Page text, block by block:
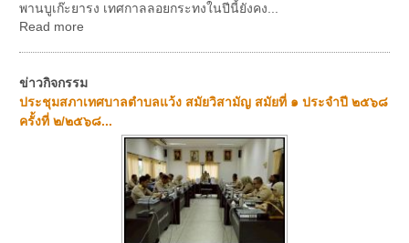
พานบูเก๊ะยารง เทศกาลลอยกระทงในปีนี้ยังคง...
Read more
ข่าวกิจกรรม
ประชุมสภาเทศบาลตำบลแว้ง สมัยวิสามัญ สมัยที่ ๑ ประจำปี ๒๕๖๘
ครั้งที่ ๒/๒๕๖๘...